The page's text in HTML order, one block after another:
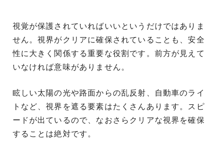
視覚が保護されていればいいというだけではありま
せん。視界がクリアに確保されていることも、安全
性に大きく関係する重要な役割です。前方が見えて
いなければ意味がありません。
眩しい太陽の光や路面からの乱反射、自動車のライ
トなど、視界を遮る要素はたくさんあります。スピ
ードが出ているので、なおさらクリアな視界を確保
することは絶対です。